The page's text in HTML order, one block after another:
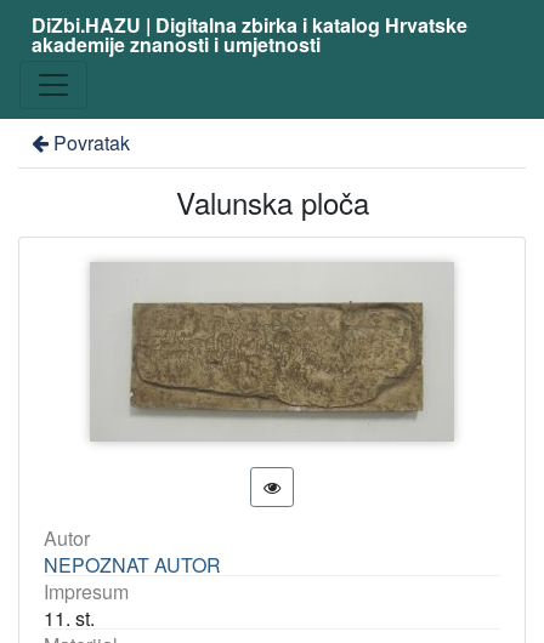
DiZbi.HAZU | Digitalna zbirka i katalog Hrvatske
akademije znanosti i umjetnosti
Povratak
Valunska ploča
Autor
NEPOZNAT AUTOR
Impresum
11. st.